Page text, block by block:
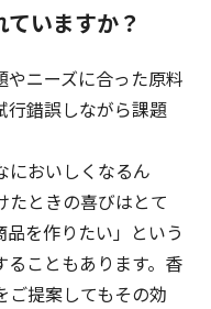
いますか？
やニーズに合った原料
行錯誤しながら課題
においしくなるん
たときの喜びはとて
を作りたい」という
ることもあります。香
ご提案してもその効